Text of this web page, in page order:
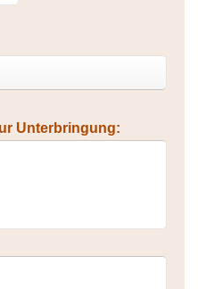
Unterbringung: